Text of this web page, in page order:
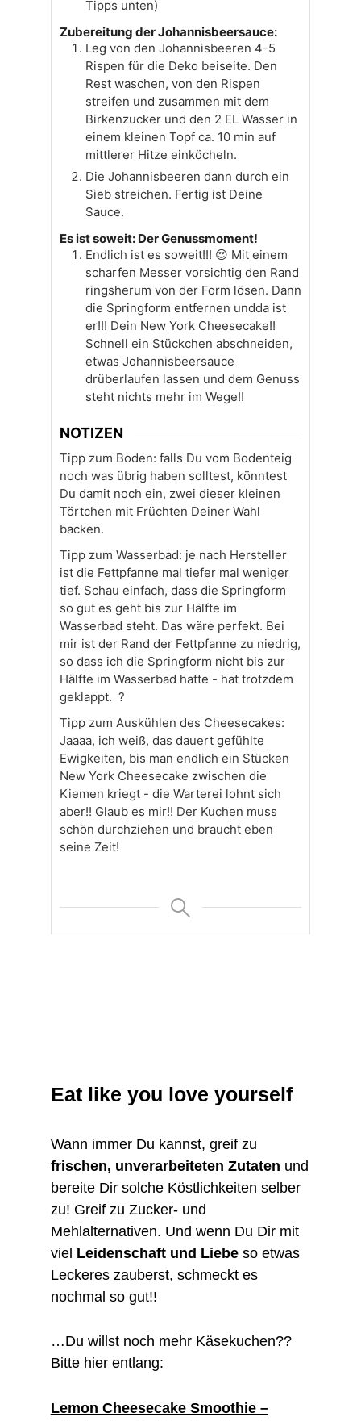
Tipps unten)
Zubereitung der Johannisbeersauce:
Leg von den Johannisbeeren 4-5
Rispen für die Deko beiseite. Den
Rest waschen, von den Rispen
streifen und zusammen mit dem
Birkenzucker und den 2 EL Wasser in
einem kleinen Topf ca. 10 min auf
mittlerer Hitze einköcheln.
Die Johannisbeeren dann durch ein
Sieb streichen. Fertig ist Deine
Sauce.
Es ist soweit: Der Genussmoment!
Endlich ist es soweit!!! 😍 Mit einem
scharfen Messer vorsichtig den Rand
ringsherum von der Form lösen. Dann
die Springform entfernen undda ist
er!!! Dein New York Cheesecake!!
Schnell ein Stückchen abschneiden,
etwas Johannisbeersauce
drüberlaufen lassen und dem Genuss
steht nichts mehr im Wege!!
NOTIZEN
Tipp zum Boden: falls Du vom Bodenteig
noch was übrig haben solltest, könntest
Du damit noch ein, zwei dieser kleinen
Törtchen mit Früchten Deiner Wahl
backen.
Tipp zum Wasserbad: je nach Hersteller
ist die Fettpfanne mal tiefer mal weniger
tief. Schau einfach, dass die Springform
so gut es geht bis zur Hälfte im
Wasserbad steht. Das wäre perfekt. Bei
mir ist der Rand der Fettpfanne zu niedrig,
so dass ich die Springform nicht bis zur
Hälfte im Wasserbad hatte - hat trotzdem
geklappt. ?
Tipp zum Auskühlen des Cheesecakes:
Jaaaa, ich weiß, das dauert gefühlte
Ewigkeiten, bis man endlich ein Stücken
New York Cheesecake zwischen die
Kiemen kriegt - die Warterei lohnt sich
aber!! Glaub es mir!! Der Kuchen muss
schön durchziehen und braucht eben
seine Zeit!
Eat like you love yourself
Wann immer Du kannst, greif zu
frischen, unverarbeiteten Zutaten und
bereite Dir solche Köstlichkeiten selber
zu! Greif zu Zucker- und
Mehlalternativen. Und wenn Du Dir mit
viel Leidenschaft und Liebeso etwas
Leckeres zauberst, schmeckt es
nochmal so gut!!
…Du willst noch mehr Käsekuchen??
Bitte hier entlang:
Lemon Cheesecake Smoothie –